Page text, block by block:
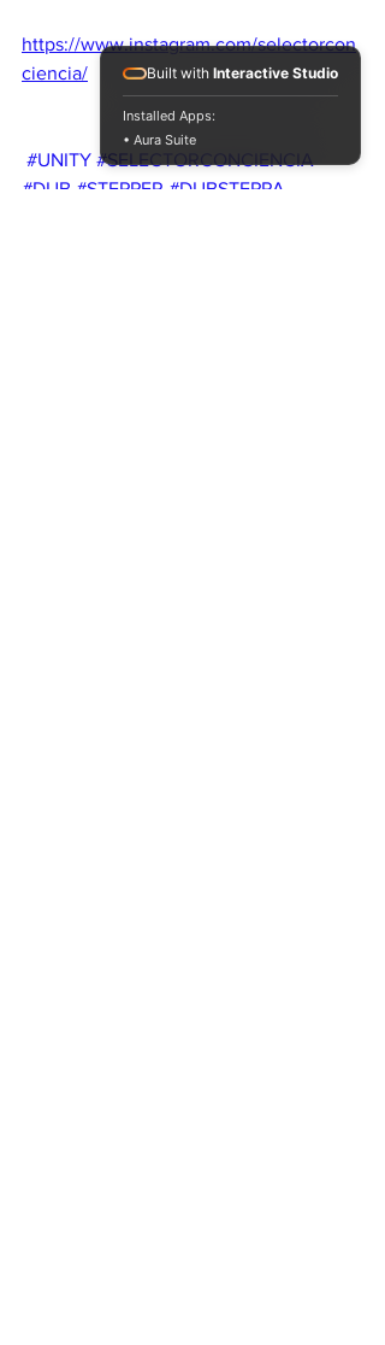
https://www.instagram.com/selectorcon
ciencia/
#UNITY #SELECTORCONCIENCIA
#DUB #STEPPER #DUBSTEPPA
Built with Interactive Studio
Installed Apps:
• Aura Suite